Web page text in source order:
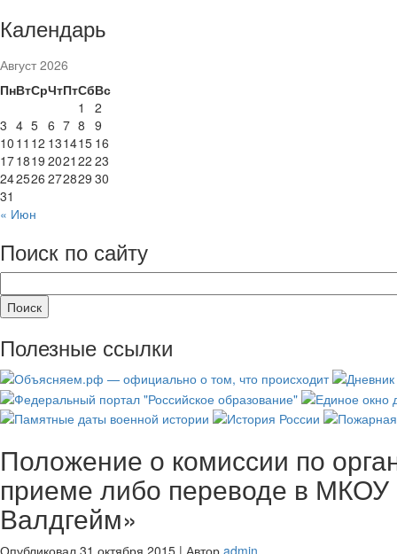
Календарь
Август 2026
ПнВтСрЧтПтСбВс
1
2
3 4 5 6 7 8 9
10 11 12 131415 16
171819 2021 22 23
242526 272829 30
31
« Июн
Поиск по сайту
Полезные ссылки
Положение о комиссии по
приеме либо переводе в
Валдгейм»
Опубликовал 31 октября 2015 | Автор admin